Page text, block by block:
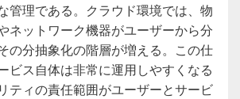
管理である。クラウド環境では、物
ネットワーク機器がユーザーから分
の分抽象化の階層が増える。この仕
ビス自体は非常に運用しやすくなる
ティの責任範囲がユーザーとサービ